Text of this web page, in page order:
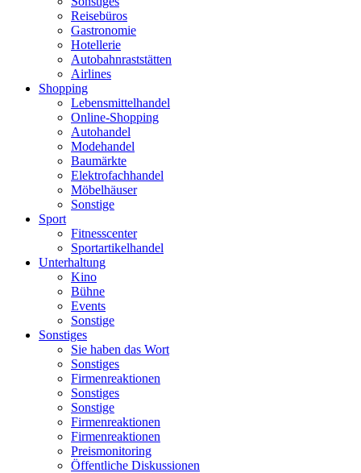
Reisebüros
Gastronomie
Hotellerie
Autobahnraststätten
Airlines
Shopping
Lebensmittelhandel
Online-Shopping
Autohandel
Modehandel
Baumärkte
Elektrofachhandel
Möbelhäuser
Sonstige
Sport
Fitnesscenter
Sportartikelhandel
Unterhaltung
Kino
Bühne
Events
Sonstige
Sonstiges
Sie haben das Wort
Sonstiges
Firmenreaktionen
Sonstiges
Sonstige
Firmenreaktionen
Firmenreaktionen
Preismonitoring
Öffentliche Diskussionen